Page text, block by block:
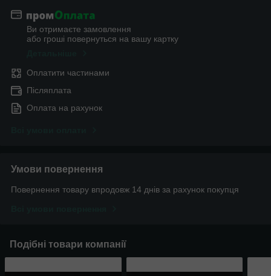
Ви отримаєте замовлення
або гроші повернуться на вашу картку
Оплатити частинами
Післяплата
Оплата на рахунок
Умови повернення
Повернення товару впродовж 14 днів за рахунок покупця
Подібні товари компанії